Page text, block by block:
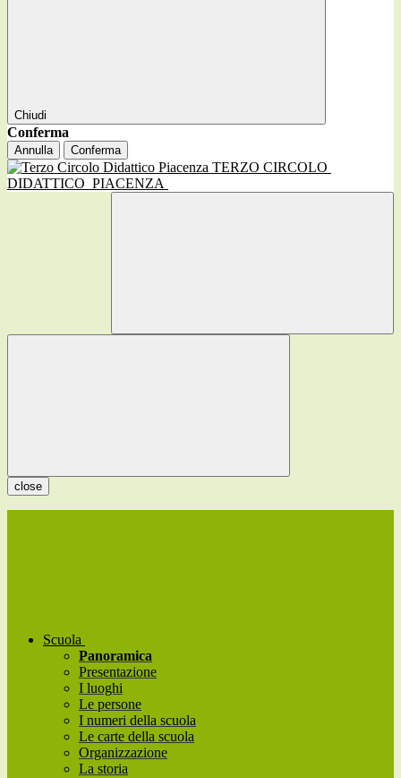
Chiudi
Conferma
Annulla Conferma
TERZO CIRCOLO
DIDATTICO PIACENZA
close
Scuola
Panoramica
Presentazione
I luoghi
Le persone
I numeri della scuola
Le carte della scuola
Organizzazione
La storia